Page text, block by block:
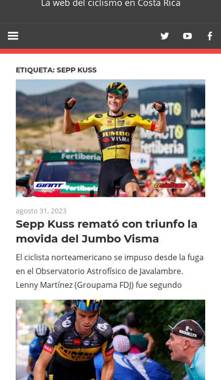
La web del ciclismo en Costa Rica
ETIQUETA: SEPP KUSS
agosto 31, 2023
Sepp Kuss remató con triunfo la
movida del Jumbo Visma
El ciclista norteamericano se impuso desde la fuga
en el Observatorio Astrofísico de Javalambre.
Lenny Martínez (Groupama FDJ) fue segundo